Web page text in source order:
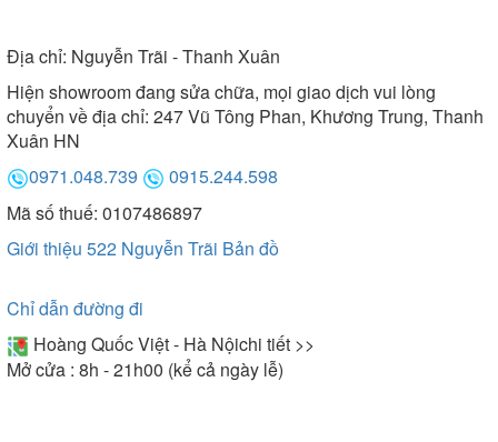
Địa chỉ: Nguyễn Trãi - Thanh Xuân
Hiện showroom đang sửa chữa, mọi giao dịch vui lòng
chuyển về địa chỉ: 247 Vũ Tông Phan, Khương Trung, Thanh
Xuân HN
0971.048.739
0915.244.598
Mã số thuế: 0107486897
Giới thiệu 522 Nguyễn Trãi Bản đồ
Chỉ dẫn đường đi
Hoàng Quốc Việt - Hà Nộichi tiết >>
Mở cửa : 8h - 21h00 (kể cả ngày lễ)